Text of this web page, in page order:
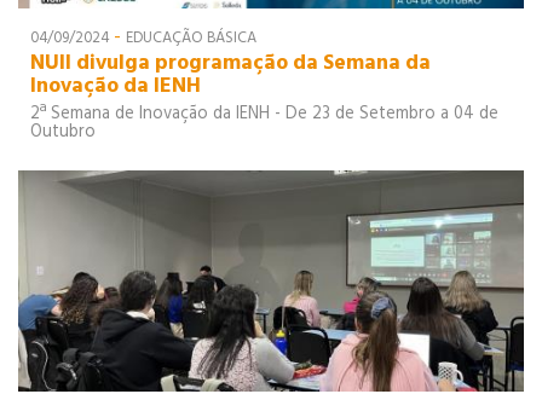
INFORMÁTICA
LOGÍSTICA
04/09/2024 - EDUCAÇÃO BÁSICA
NUII divulga programação da Semana da
Inovação da IENH
2ª Semana de Inovação da IENH - De 23 de Setembro a 04 de
Outubro